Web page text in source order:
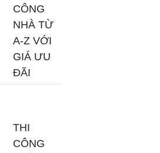
CÔNG
NHÀ TỪ
A-Z VỚI
GIÁ ƯU
ĐÃI
THI
CÔNG